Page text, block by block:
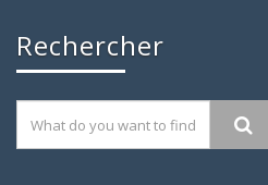
Rechercher